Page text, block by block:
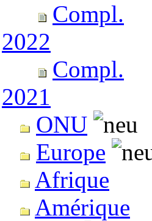
Compl.
2022
Compl.
2021
ONU
Europe
Afrique
Amérique